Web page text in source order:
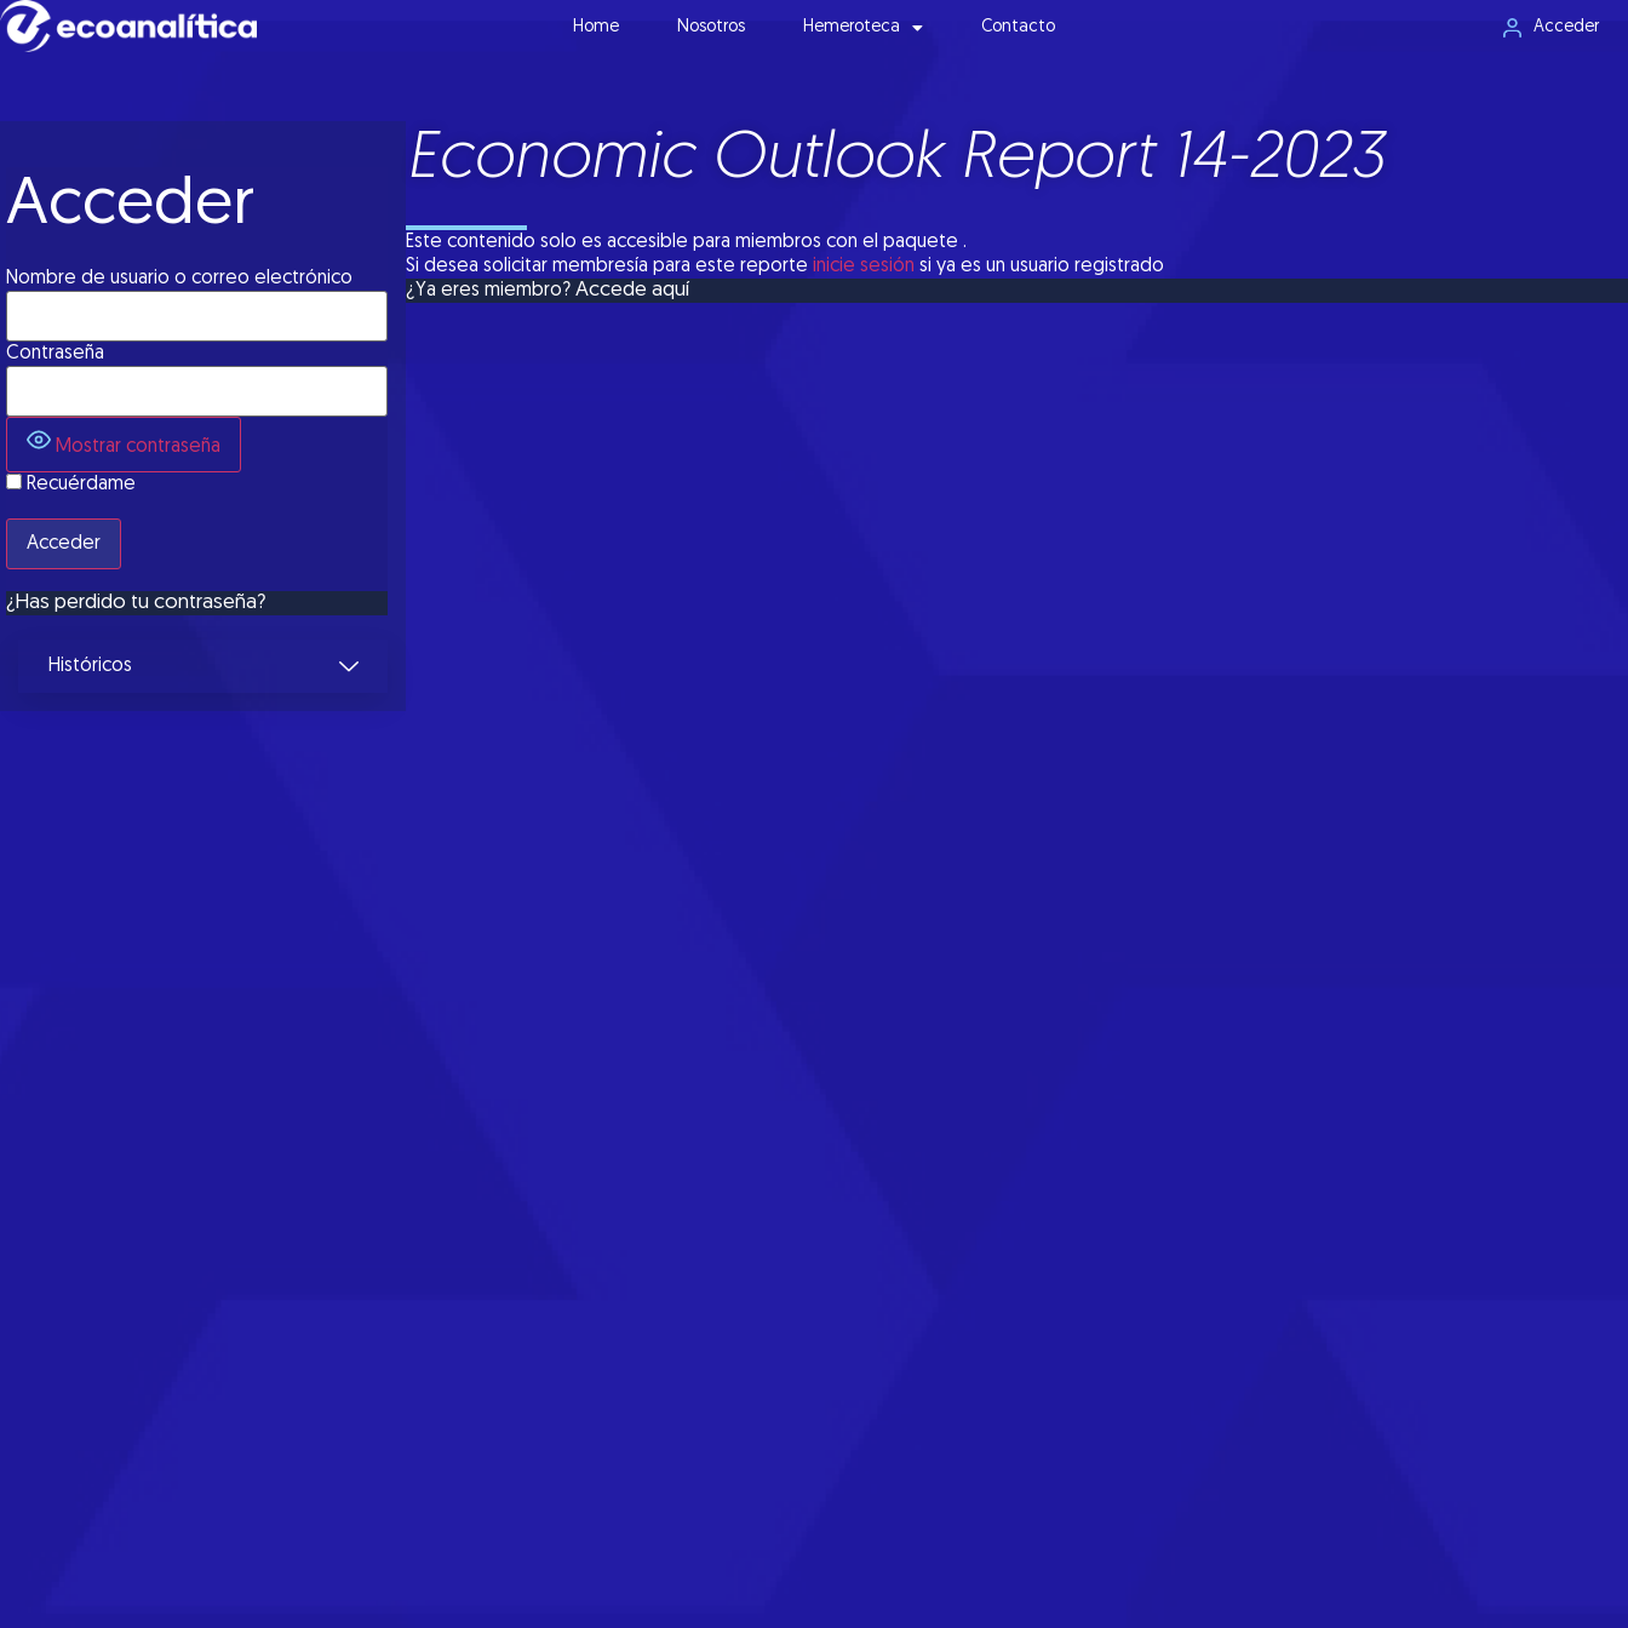
Home Nosotros Hemeroteca Contacto Acceder
Acceder
Nombre de usuario o correo electrónico
Contraseña
Mostrar contraseña
Recuérdame
¿Has perdido tu contraseña?
Históricos
Economic Outlook Report 14-2023
Este contenido solo es accesible para miembros con el paquete .
Si desea solicitar membresía para este reporteinicie sesión si ya es un usuario registrado
¿Ya eres miembro?Accede aquí